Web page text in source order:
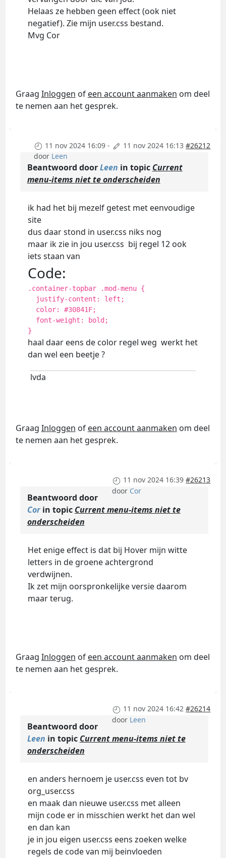
Helaas ze hebben geen effect (ook niet
negatief). Zie mijn user.css bestand.
Mvg Cor
Graag Inloggen of een account aanmaken om deel
te nemen aan het gesprek.
11 nov 2024 16:09 - 11 nov 2024 16:13 #26212
door Leen
Beantwoord doorLeen in topic Current
menu-items niet te onderscheiden
ik had het bij mezelf getest met eenvoudige
site
dus daar stond in user.css niks nog
maar ik zie in jou user.css bij regel 12 ook
iets staan van
Code:
.container-topbar .mod-menu {
justify-content: left;
color: #30841F;
font-weight: bold;
}
haal daar eens de color regel weg werkt het
dan wel een beetje ?
lvda
Graag Inloggen of een account aanmaken om deel
te nemen aan het gesprek.
11 nov 2024 16:39 #26213
door Cor
Beantwoord door
Corin topic Current menu-items niet te
onderscheiden
Het enige effect is dat bij Hover mijn witte
letters in de groene achtergrond
verdwijnen.
Ik zet mijn oorspronkelijke versie daarom
maar terug.
Graag Inloggen of een account aanmaken om deel
te nemen aan het gesprek.
11 nov 2024 16:42 #26214
door Leen
Beantwoord door
Leen in topic Current menu-items niet te
onderscheiden
en anders hernoem je user.css even tot bv
org_user.css
en maak dan nieuwe user.css met alleen
mijn code er in misschien werkt het dan wel
en dan kan
je in jou eigen user.css eens zoeken welke
regels de code van mij beinvloeden